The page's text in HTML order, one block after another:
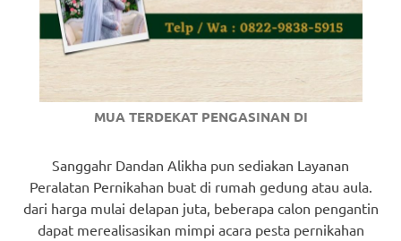
MUA TERDEKAT PENGASINAN DI
Sanggahr Dandan Alikha pun sediakan Layanan
Peralatan Pernikahan buat di rumah gedung atau aula.
dari harga mulai delapan juta, beberapa calon pengantin
dapat merealisasikan mimpi acara pesta pernikahan